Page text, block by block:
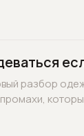
разбор